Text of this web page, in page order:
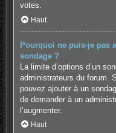
votes.
Haut
Pourquoi ne puis-je pas
sondage ?
La limite d’options d’un
administrateurs du forum.
pouvez ajouter à un
de demander à un
l’augmenter.
Haut